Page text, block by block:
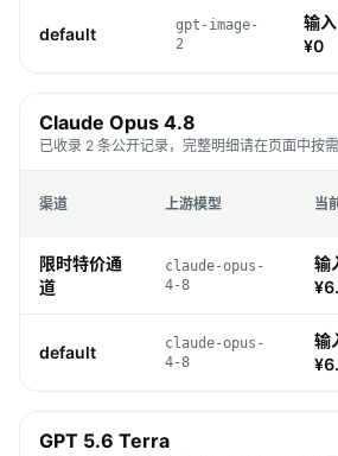
default
gpt-image-
2
输
¥0
Claude Opus 4.8
已收录 2 条公开记录，完整明细请在页面中按需
渠道 上游模型 当
限时特价通
道
claude-opus-
4-8
输
default
claude-opus-
4-8
输
GPT 5.6 Terra